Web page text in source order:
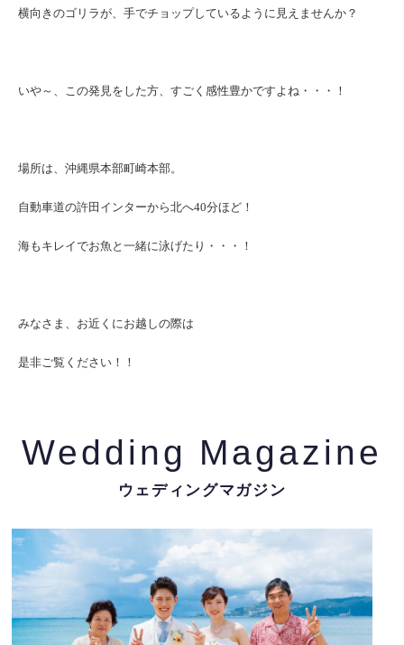
横向きのゴリラが、手でチョップしているように見えませんか？
いや～、この発見をした方、すごく感性豊かですよね・・・！
場所は、沖縄県本部町崎本部。
自動車道の許田インターから北へ40分ほど！
海もキレイでお魚と一緒に泳げたり・・・！
みなさま、お近くにお越しの際は
是非ご覧ください！！
Wedding Magazine
ウェディングマガジン